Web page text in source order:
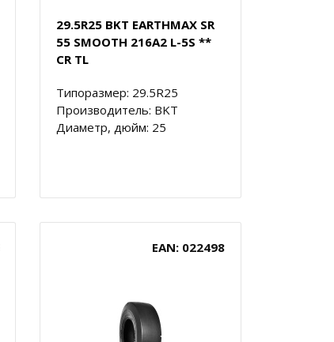
29.5R25 BKT EARTHMAX SR
55 SMOOTH 216A2 L-5S **
CR TL
Типоразмер: 29.5R25
Производитель: BKT
Диаметр, дюйм: 25
EAN: 022498